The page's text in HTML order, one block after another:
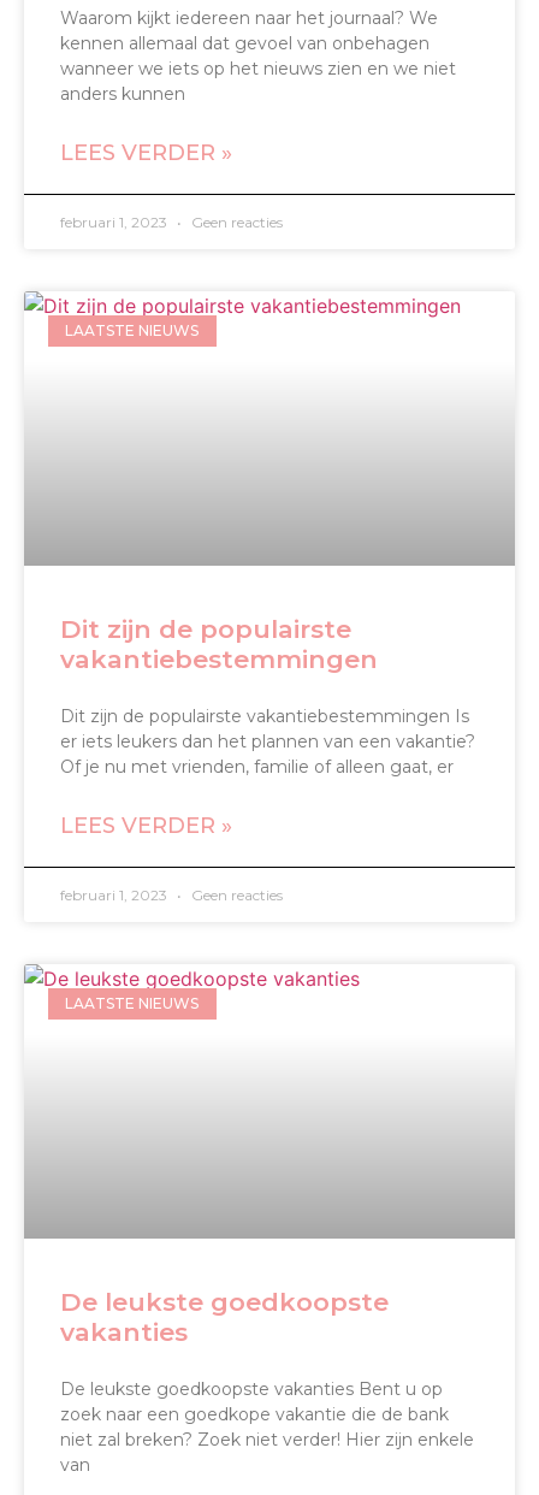
Waarom kijkt iedereen naar het journaal? We
kennen allemaal dat gevoel van onbehagen
wanneer we iets op het nieuws zien en we niet
anders kunnen
LEES VERDER »
februari 1, 2023 Geen reacties
LAATSTE NIEUWS
Dit zijn de populairste
vakantiebestemmingen
Dit zijn de populairste vakantiebestemmingen Is
er iets leukers dan het plannen van een vakantie?
Of je nu met vrienden, familie of alleen gaat, er
LEES VERDER »
februari 1, 2023 Geen reacties
LAATSTE NIEUWS
De leukste goedkoopste
vakanties
De leukste goedkoopste vakanties Bent u op
zoek naar een goedkope vakantie die de bank
niet zal breken? Zoek niet verder! Hier zijn enkele
van